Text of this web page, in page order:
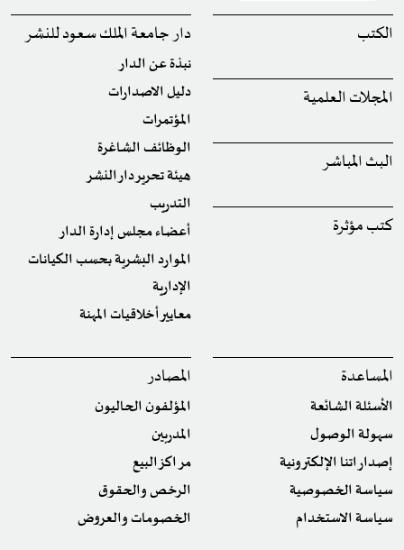
الكتب
المجلات العلمية
البث المباشر
كتب مؤثرة
دار جامعة الملك سعود للنشر
نبذة عن الدار
دليل الاصدارات
المؤتمرات
الوظائف الشاغرة
هيئة تحرير دار النشر
التدريب
أعضاء مجلس إدارة الدار
الموارد البشرية بحسب الكيانات
الإدارية
معايير أخلاقيات المهنة
المساعدة
الأسئلة الشائعة
سهولة الوصول
إصداراتنا الإلكترونية
سياسة الخصوصية
سياسة الاستخدام
المصادر
المؤلفون الحاليون
المدربين
مراكز البيع
الرخص والحقوق
الخصومات والعروض